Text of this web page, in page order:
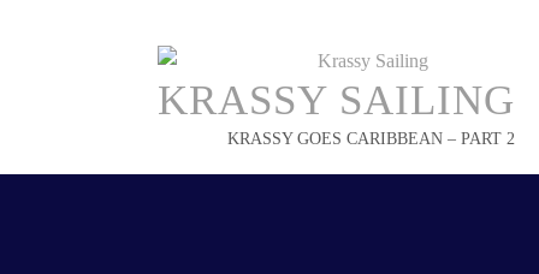
KRASSY SAILING
KRASSY GOES CARIBBEAN – PART 2